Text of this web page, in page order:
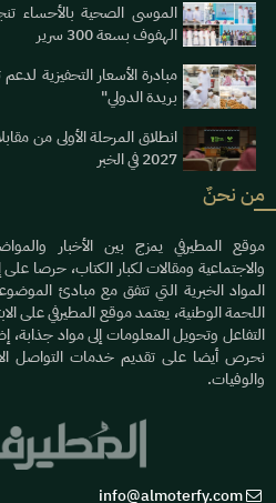
الموسى الصحية بالأحساء
الهفوف بسعة 300 سرير
مبادرة الأسعار التحفيزية
بريدة الدولي"
انطلاق المرحلة الأولى من
2027 في الخبر
من نحنٌ
موقع المطيرفي يمزج بين الأخبار
والاجتماعية ومقالات لكبار الكتاب، حرصا
المواد الخبرية التي تتفق مع مبادئ
اللحمة الوطنية، يعتمد موقع المطيرفي على
التفاعل وتحويل المعلومات إلى مواد جذابة،
نحرص أيضا على تقديم خدمات التواصل
والوفيات.
info@almoterfy.com